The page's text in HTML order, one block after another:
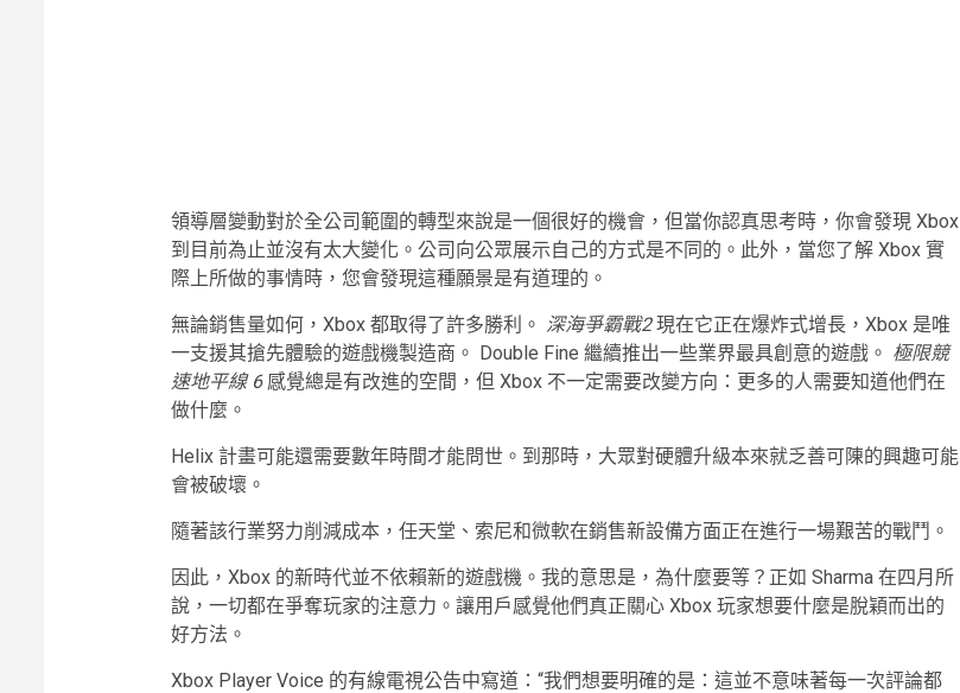
領導層變動對於全公司範圍的轉型來說是一個很好的機會，但當你認真思考時，你會發現 Xbox
到目前為止並沒有太大變化。公司向公眾展示自己的方式是不同的。此外，當您了解 Xbox 實
際上所做的事情時，您會發現這種願景是有道理的。
無論銷售量如何，Xbox 都取得了許多勝利。 深海爭霸戰2現在它正在爆炸式增長，Xbox 是唯
一支援其搶先體驗的遊戲機製造商。 Double Fine 繼續推出一些業界最具創意的遊戲。 極限競
速地平線 6感覺總是有改進的空間，但 Xbox 不一定需要改變方向：更多的人需要知道他們在
做什麼。
Helix 計畫可能還需要數年時間才能問世。到那時，大眾對硬體升級本來就乏善可陳的興趣可能
會被破壞。
隨著該行業努力削減成本，任天堂、索尼和微軟在銷售新設備方面正在進行一場艱苦的戰鬥。
因此，Xbox 的新時代並不依賴新的遊戲機。我的意思是，為什麼要等？正如 Sharma 在四月所
說，一切都在爭奪玩家的注意力。讓用戶感覺他們真正關心 Xbox 玩家想要什麼是脫穎而出的
好方法。
Xbox Player Voice 的有線電視公告中寫道：“我們想要明確的是：這並不意味著每一次評論都